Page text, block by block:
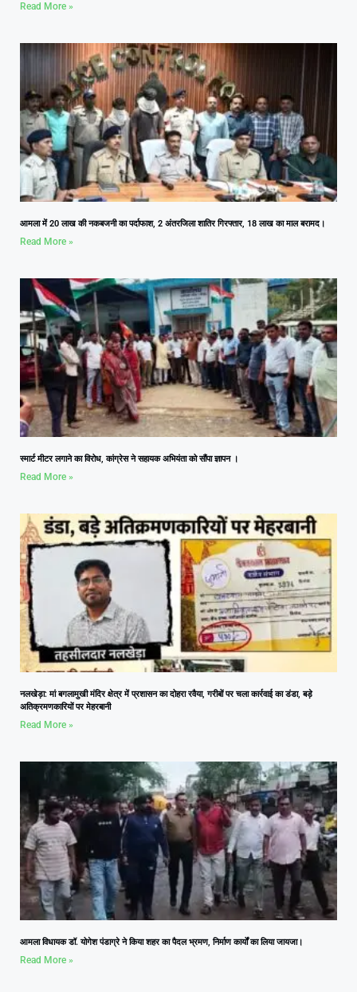
Read More »
आमला में 20 लाख की नकबजनी का पर्दाफाश, 2 अंतरजिला शातिर गिरफ्तार, 18 लाख का माल बरामद।
Read More »
स्मार्ट मीटर लगाने का विरोध, कांग्रेस ने सहायक अभियंता को सौंपा ज्ञापन ।
Read More »
नलखेड़ा: मां बगलामुखी मंदिर क्षेत्र में प्रशासन का दोहरा रवैया, गरीबों पर चला कार्रवाई का डंडा, बड़े
अतिक्रमणकारियों पर मेहरबानी
Read More »
आमला विधायक डॉ. योगेश पंडाग्रे ने किया शहर का पैदल भ्रमण, निर्माण कार्यों का लिया जायजा।
Read More »